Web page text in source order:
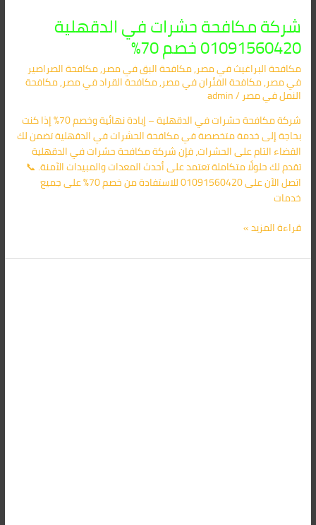
شركة مكافحة حشرات في الدقهلية
01091560420 خصم 70%
مكافحة البراغيث​ في مصر,مكافحة البق​ في مصر,مكافحة الصراصير​
في مصر,مكافحة الفئران​ في مصر,مكافحة القراد​ في مصر,مكافحة
النمل​ في مصر/
admin
شركة مكافحة حشرات في الدقهلية – إبادة نهائية وخصم 70% إذا كنت
بحاجة إلى خدمة متخصصة في مكافحة الحشرات في الدقهلية تضمن لك
القضاء التام على الحشرات، فإن شركة مكافحة حشرات في الدقهلية
تقدم لك حلولًا متكاملة تعتمد على أحدث المعدات والمبيدات الآمنة. 📞
اتصل الآن على 01091560420 للاستفادة من خصم 70% على جميع
خدمات
قراءة المزيد »